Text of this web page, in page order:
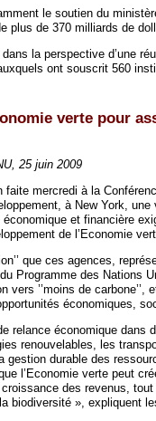
le soutien du
plus de 370 milliards de
dans la perspective d’une
ont souscrit 560
verte pour
25 juin 2009
faite mercredi à la
à New York,
économique et financière
de l’Economie
que ces agences,
Programme des Nations
vers ’’moins de
économiques,
relance économique dans
renouvelables, les
gestion durable des
l’Economie verte peut
des revenus,
biodiversité », expliquent